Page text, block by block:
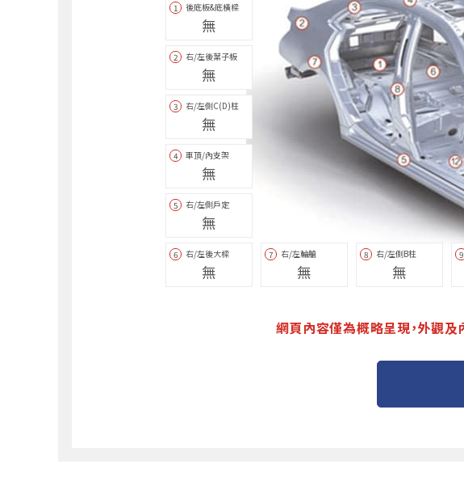
1 後底板&底橫樑
無
2 右/左後葉子板
無
3 右/左側C(D)柱
無
4 車頂/內支架
無
5 右/左側戶定
無
6 右/左後大樑
無
7 右/左輪艙
無
8 右/左側B柱
無
9
網頁內容僅為概略呈現，外觀